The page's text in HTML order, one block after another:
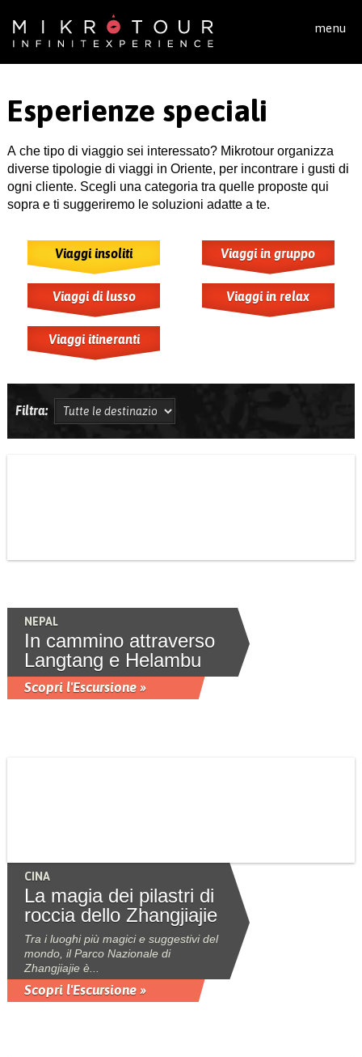
menu
Esperienze speciali
A che tipo di viaggio sei interessato? Mikrotour organizza
diverse tipologie di viaggi in Oriente, per incontrare i gusti di
ogni cliente. Scegli una categoria tra quelle proposte qui
sopra e ti suggeriremo le soluzioni adatte a te.
Viaggi insoliti Viaggi in gruppo
Viaggi di lusso Viaggi in relax
Viaggi itineranti
Filtra:
NEPAL
In cammino attraverso
Langtang e Helambu
Scopri l'Escursione »
CINA
La magia dei pilastri di
roccia dello Zhangjiajie
Tra i luoghi più magici e suggestivi del
mondo, il Parco Nazionale di
Zhangjiajie è...
Scopri l'Escursione »